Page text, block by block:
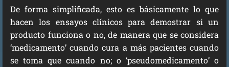
De forma simplificada, esto es básicamente lo que
hacen los ensayos clínicos para demostrar si un
producto funciona o no, de manera que se considera
‘medicamento’ cuando cura a más pacientes cuando
se toma que cuando no; o ‘pseudomedicamento’ o